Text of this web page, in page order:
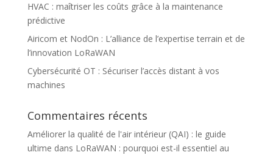
HVAC : maîtriser les coûts grâce à la maintenance
prédictive
Airicom et NodOn : L’alliance de l’expertise terrain et de
l’innovation LoRaWAN
Cybersécurité OT : Sécuriser l’accès distant à vos
machines
Commentaires récents
Améliorer la qualité de l'air intérieur (QAI) : le guide
ultime dans LoRaWAN : pourquoi est-il essentiel au